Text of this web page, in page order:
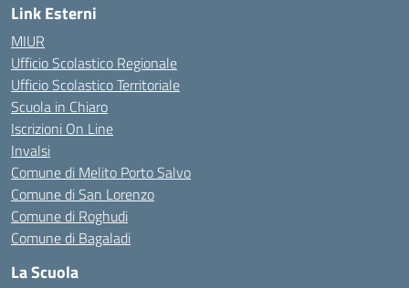
Link Esterni
MIUR
Ufficio Scolastico Regionale
Ufficio Scolastico Territoriale
Scuola in Chiaro
Iscrizioni On Line
Invalsi
Comune di Melito Porto Salvo
Comune di San Lorenzo
Comune di Roghudi
Comune di Bagaladi
La Scuola